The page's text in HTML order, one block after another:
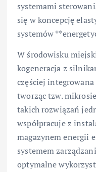
systemami
się w koncepcję
systemów
W środowisku
kogeneracja z
częściej
tworząc tzw.
takich rozwiązań
współpracuje z
magazynem energii
systemem
optymalne